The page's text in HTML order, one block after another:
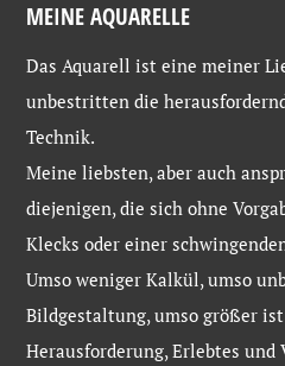
MEINE AQUARELLE
Das Aquarell ist eine meiner
unbestritten die
Technik.
Meine liebsten, aber auch
diejenigen, die sich ohne
Klecks oder einer
Umso weniger Kalkül, umso
Bildgestaltung, umso größer
Herausforderung, Erlebtes und